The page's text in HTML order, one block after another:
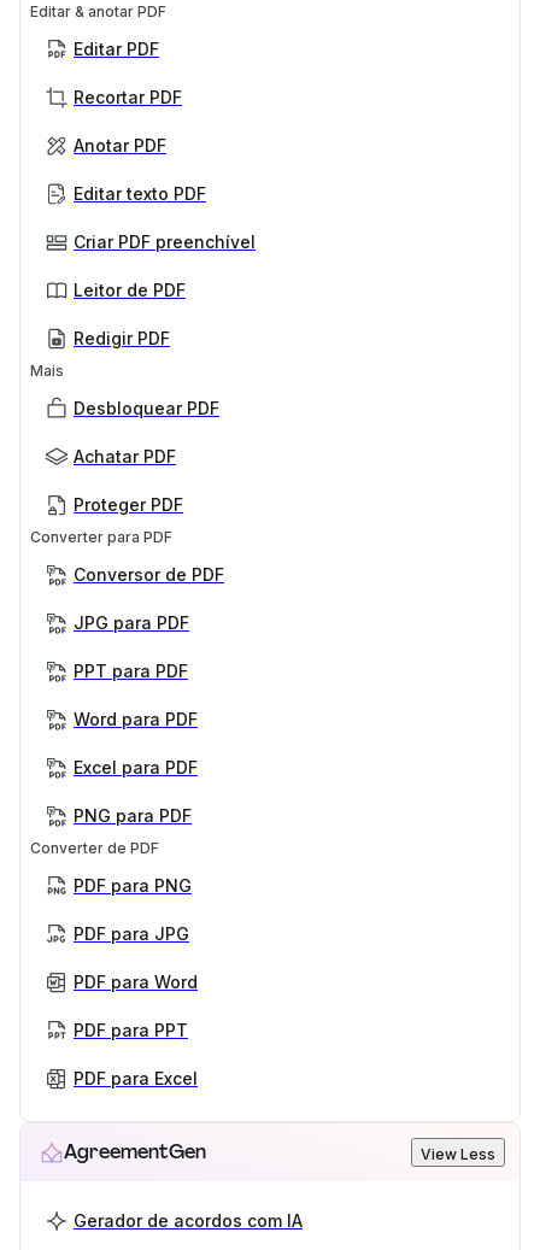
Editar & anotar PDF
Editar PDF
Recortar PDF
Anotar PDF
Editar texto PDF
Criar PDF preenchível
Leitor de PDF
Redigir PDF
Mais
Desbloquear PDF
Achatar PDF
Proteger PDF
Converter para PDF
Conversor de PDF
JPG para PDF
PPT para PDF
Word para PDF
Excel para PDF
PNG para PDF
Converter de PDF
PDF para PNG
PDF para JPG
PDF para Word
PDF para PPT
PDF para Excel
AgreementGen View Less
Gerador de acordos com IA